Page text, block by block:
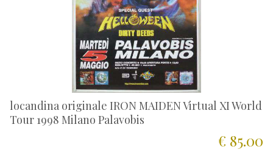
locandina originale IRON MAIDEN Virtual XI World
Tour 1998 Milano Palavobis
€ 85.00